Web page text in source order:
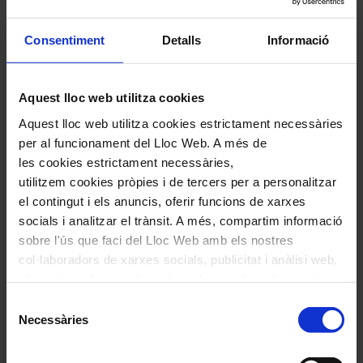
Consentiment Detalls Informació
Aquest lloc web utilitza cookies
Aquest lloc web utilitza cookies estrictament necessàries
per al funcionament del Lloc Web. A més de
les cookies estrictament necessàries,
utilitzem cookies pròpies i de tercers per a personalitzar
el contingut i els anuncis, oferir funcions de xarxes
socials i analitzar el trànsit. A més, compartim informació
sobre l'ús que faci del Lloc Web amb els nostres
col·laboradors de xarxes socials, publicitat i anàlisi web,
de l'ús que hagi fet dels seus serveis. En el quadre
inferior pot “Permetre totes les cookies” o seleccionar el
Necessàries
Comentari*
Nom *
Correu electrònic*
Navegar
per
articles
També et pot interessar